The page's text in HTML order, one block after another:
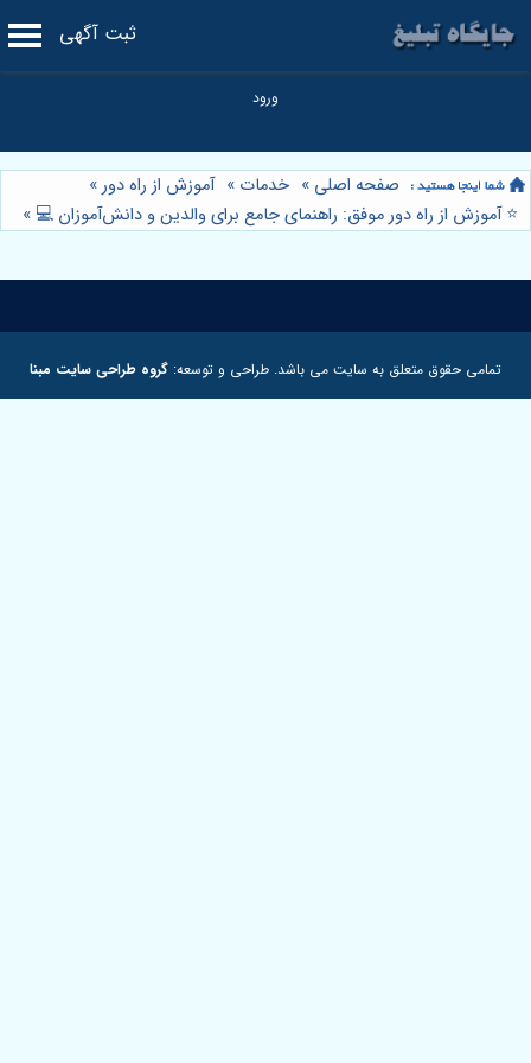
ثبت آگهی
صفحه اصلی » خدمات » آموزش از راه دور»
⭐️ آموزش از راه دور موفق: راهنمای جامع برای والدین و دانش‌آموزان 💻 »
تمامی حقوق متعلق به سایت می باشد. طراحی و توسعه: گروه طراحی سایت مبنا